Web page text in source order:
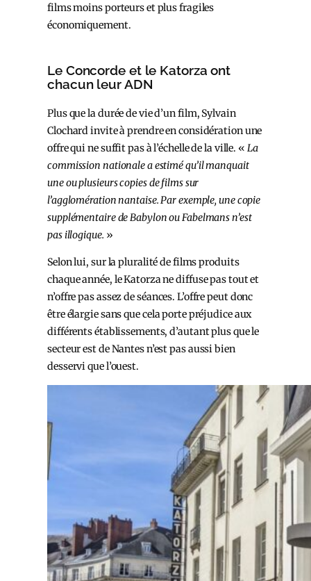
films moins porteurs et plus fragiles
économiquement.
Le Concorde et le Katorza ont
chacun leur ADN
Plus que la durée de vie d’un film, Sylvain
Clochard invite à prendre en considération une
offre qui ne suffit pas à l’échelle de la ville. « La
commission nationale a estimé qu’il manquait
une ou plusieurs copies de films sur
l’agglomération nantaise. Par exemple, une copie
supplémentaire de Babylon ou Fabelmans n’est
pas illogique. »
Selon lui, sur la pluralité de films produits
chaque année, le Katorza ne diffuse pas tout et
n’offre pas assez de séances. L’offre peut donc
être élargie sans que cela porte préjudice aux
différents établissements, d’autant plus que le
secteur est de Nantes n’est pas aussi bien
desservi que l’ouest.